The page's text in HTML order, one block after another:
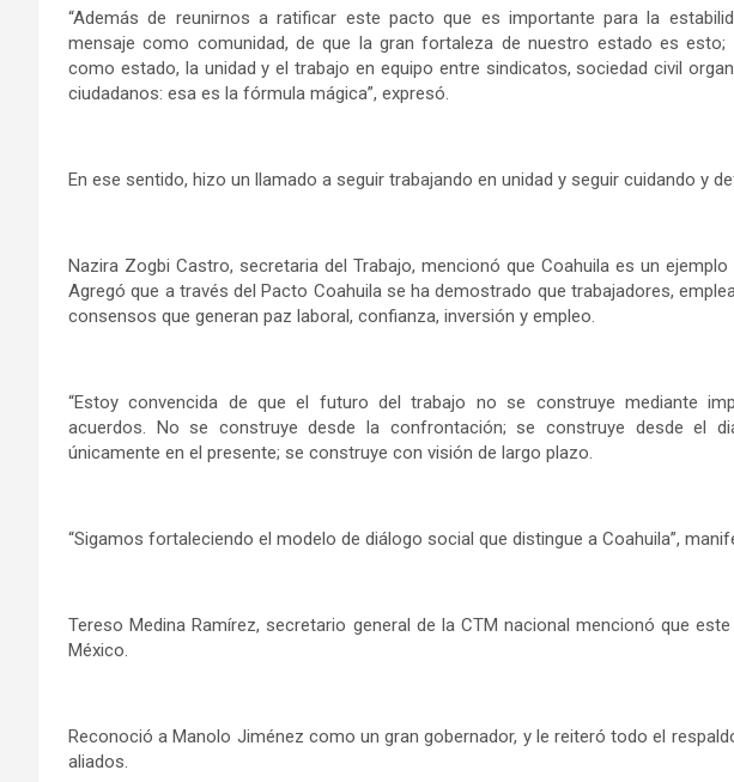
“Además de reunirnos a ratificar este pacto que es importante para la
mensaje como comunidad, de que la gran fortaleza de nuestro estado es
como estado, la unidad y el trabajo en equipo entre sindicatos, sociedad civil
ciudadanos: esa es la fórmula mágica”, expresó.
En ese sentido, hizo un llamado a seguir trabajando en unidad y seguir cuidando y
Nazira Zogbi Castro, secretaria del Trabajo, mencionó que Coahuila es un
Agregó que a través del Pacto Coahuila se ha demostrado que trabajadores,
consensos que generan paz laboral, confianza, inversión y empleo.
“Estoy convencida de que el futuro del trabajo no se construye mediante
acuerdos. No se construye desde la confrontación; se construye desde el
únicamente en el presente; se construye con visión de largo plazo.
“Sigamos fortaleciendo el modelo de diálogo social que distingue a Coahuila”,
Tereso Medina Ramírez, secretario general de la CTM nacional mencionó que
México.
Reconoció a Manolo Jiménez como un gran gobernador, y le reiteró todo el
aliados.